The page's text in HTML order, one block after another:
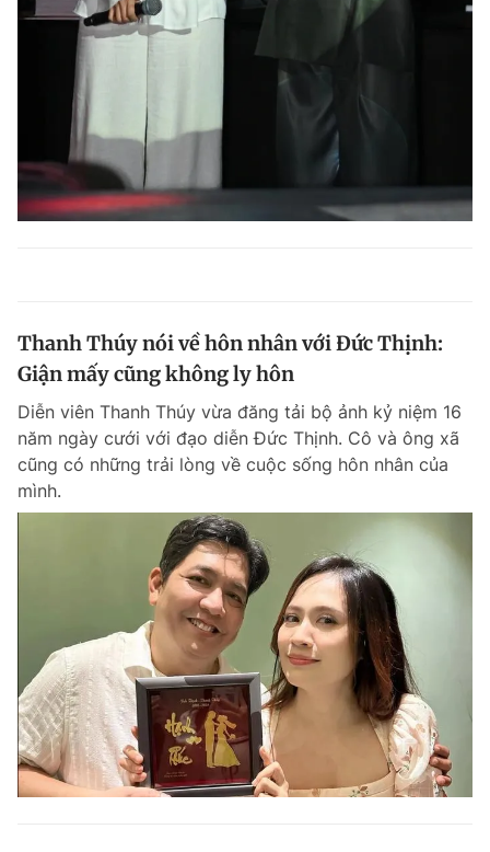
Thanh Thúy nói về hôn nhân với Đức Thịnh:
Giận mấy cũng không ly hôn
Diễn viên Thanh Thúy vừa đăng tải bộ ảnh kỷ niệm 16
năm ngày cưới với đạo diễn Đức Thịnh. Cô và ông xã
cũng có những trải lòng về cuộc sống hôn nhân của
mình.